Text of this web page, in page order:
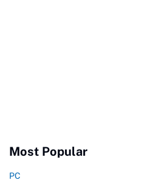
Most Popular
PC